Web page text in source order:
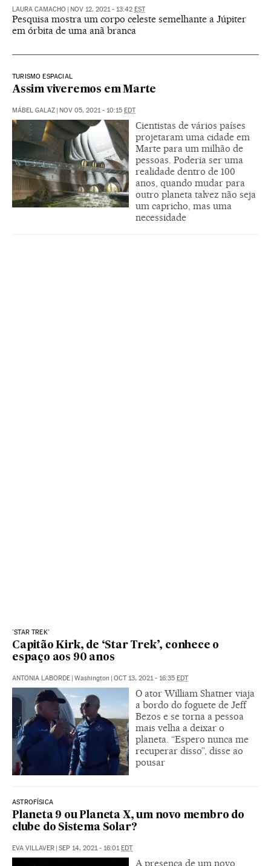
LAURA CAMACHO NOV 12, 2021 - 13:42 EST
Pesquisa mostra um corpo celeste semelhante a Júpiter
em órbita de uma anã branca
TURISMO ESPACIAL
Assim viveremos em Marte
MÁBEL GALAZ NOV 05, 2021 - 10:15 EDT
Cientistas de vários países
projetaram uma cidade em
Marte para um milhão de
pessoas. Poderia ser uma
realidade dentro de 100
anos, quando mudar para
outro planeta talvez não seja
um capricho, mas uma
necessidade
'STAR TREK'
Capitão Kirk, de ‘Star Trek’, conhece o
espaço aos 90 anos
ANTONIA LABORDE Washington OCT 13, 2021 - 16:35 EDT
O ator William Shatner viaja
a bordo do foguete de Jeff
Bezos e se torna a pessoa
mais velha a deixar o
planeta. “Espero nunca me
recuperar disso”, disse ao
pousar
ASTROFÍSICA
Planeta 9 ou Planeta X, um novo membro do
clube do Sistema Solar?
EVA VILLAVER SEP 14, 2021 - 16:01 EDT
A presença de um novo